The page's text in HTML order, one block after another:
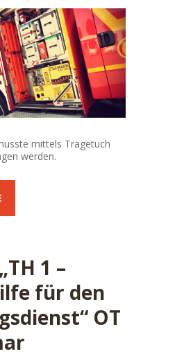
mittels Tragetuch
werden.
1 –
für den
OT